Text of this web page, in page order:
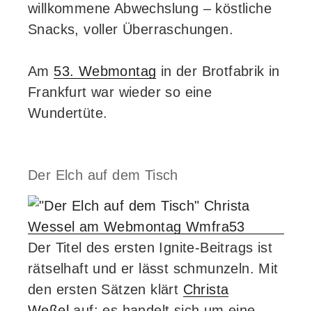
willkommene Abwechslung – köstliche
Snacks, voller Überraschungen.
Am 53. Webmontag in der Brotfabrik in
Frankfurt war wieder so eine
Wundertüte.
Der Elch auf dem Tisch
Der Titel des ersten Ignite-Beitrags ist
rätselhaft und er lässt schmunzeln. Mit
den ersten Sätzen klärt Christa